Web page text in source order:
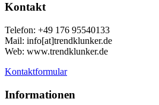
Kontakt
Telefon: +49 176 95540133
Mail: info[at]trendklunker.de
Web: www.trendklunker.de
Kontaktformular
Informationen